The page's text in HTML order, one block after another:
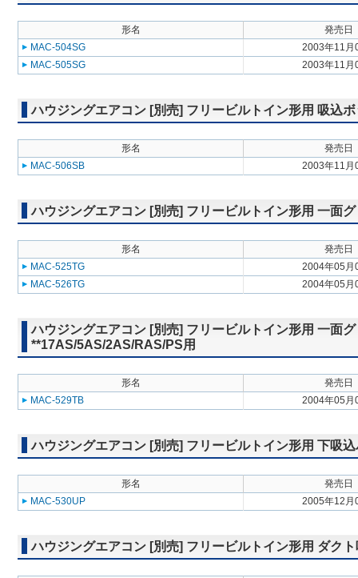
形名
発売日
MAC-504SG
2003年11月
MAC-505SG
2003年11月
ハウジングエアコン [別売] フリービルトイン形用 吸
形名
発売日
MAC-506SB
2003年11月
ハウジングエアコン [別売] フリービルトイン形用 一
形名
発売日
MAC-525TG
2004年05月
MAC-526TG
2004年05月
ハウジングエアコン [別売] フリービルトイン形用 一面
**17AS/5AS/2AS/RAS/PS用
形名
発売日
MAC-529TB
2004年05月
ハウジングエアコン [別売] フリービルトイン形用 下
形名
発売日
MAC-530UP
2005年12月
ハウジングエアコン [別売] フリービルトイン形用 ダク